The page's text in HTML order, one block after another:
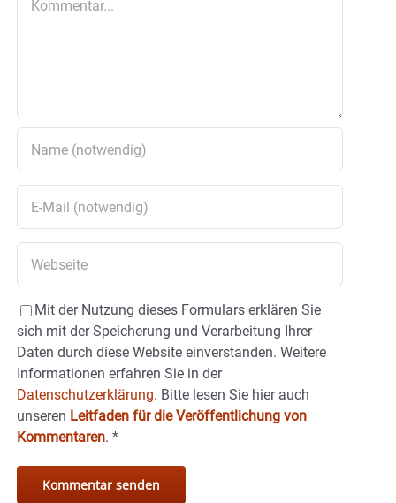
Mit der Nutzung dieses Formulars erklären Sie
sich mit der Speicherung und Verarbeitung Ihrer
Daten durch diese Website einverstanden. Weitere
Informationen erfahren Sie in der
Datenschutzerklärung. Bitte lesen Sie hier auch
unseren Leitfaden für die Veröffentlichung von
Kommentaren. *